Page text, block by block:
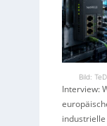
Bild:
Interview: